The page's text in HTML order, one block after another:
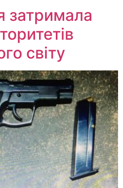
затримала
світу